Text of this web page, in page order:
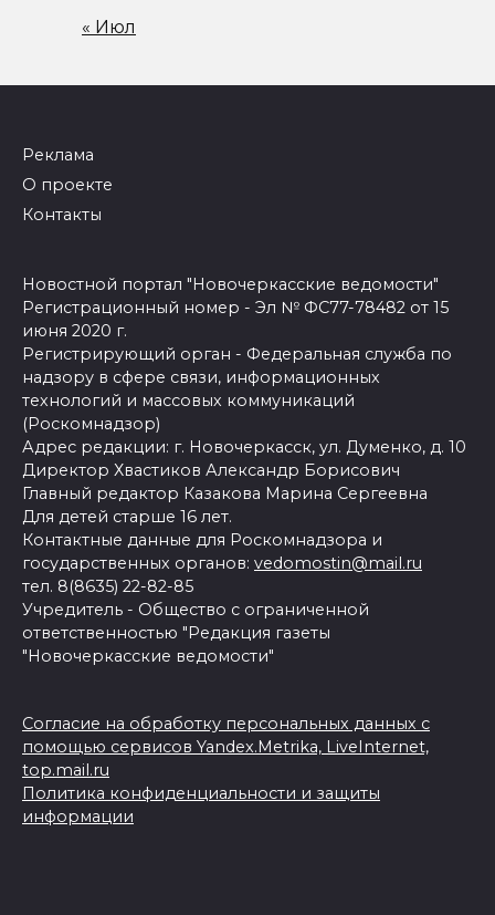
« Июл
Реклама
О проекте
Контакты
Новостной портал "Новочеркасские ведомости"
Регистрационный номер - Эл № ФС77-78482 от 15
июня 2020 г.
Регистрирующий орган - Федеральная служба по
надзору в сфере связи, информационных
технологий и массовых коммуникаций
(Роскомнадзор)
Адрес редакции: г. Новочеркасск, ул. Думенко, д. 10
Директор Хвастиков Александр Борисович
Главный редактор Казакова Марина Сергеевна
Для детей старше 16 лет.
Контактные данные для Роскомнадзора и
государственных органов: vedomostin@mail.ru
тел. 8(8635) 22-82-85
Учредитель - Общество с ограниченной
ответственностью "Редакция газеты
"Новочеркасские ведомости"
Согласие на обработку персональных данных с
помощью сервисов Yandex.Metrika, LiveInternet,
top.mail.ru
Политика конфиденциальности и защиты
информации